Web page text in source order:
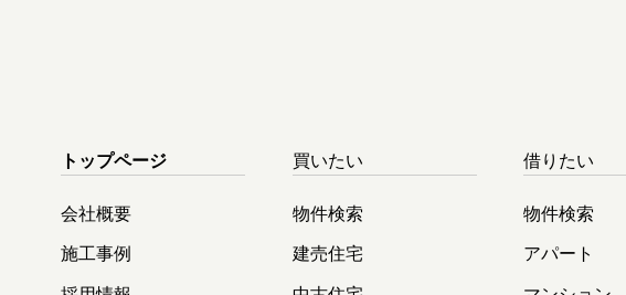
トップページ
会社概要
施工事例
買いたい
物件検索
建売住宅
借りたい
物件検索
アパート